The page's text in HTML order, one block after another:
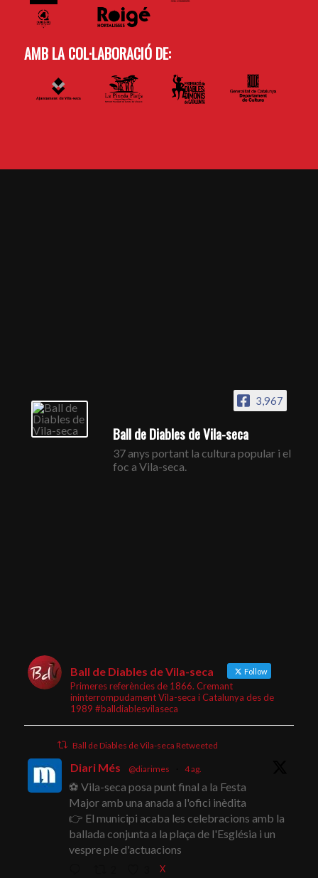
AMB LA COL·LABORACIÓ DE:
3,967
Ball de Diables de Vila-seca
37 anys portant la cultura popular i el
foc a Vila-seca.
Ball de Diables de Vila-seca Follow
Primeres referències de 1866. Cremant
ininterrompudament Vila-seca i Catalunya des de
1989 #balldiablesvilaseca
Ball de Diables de Vila-seca Retweeted
Diari Més @diarimes 4 ag.
⚽ Vila-seca posa punt final a la Festa
Major amb una anada a l'ofici inèdita
👉 El municipi acaba les celebracions amb la
ballada conjunta a la plaça de l'Església i un
vespre ple d'actuacions
X